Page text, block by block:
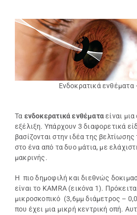
Ενδοκρατικά ενθέματα
Τα ενδοκερατικά ενθέματαείναι
εξέλιξη. Υπάρχουν 3 διαφορετικά
βασίζονται στην ιδέα της
στο ένα από τα δυο μάτια, με
μακρινής.
Η πιο δημοφιλή και διεθνώς
είναι το KAMRA (εικόνα 1).
μικροσκοπικό (3,6μμ διάμετρος –
που έχει μια μικρή κεντρική οπή.